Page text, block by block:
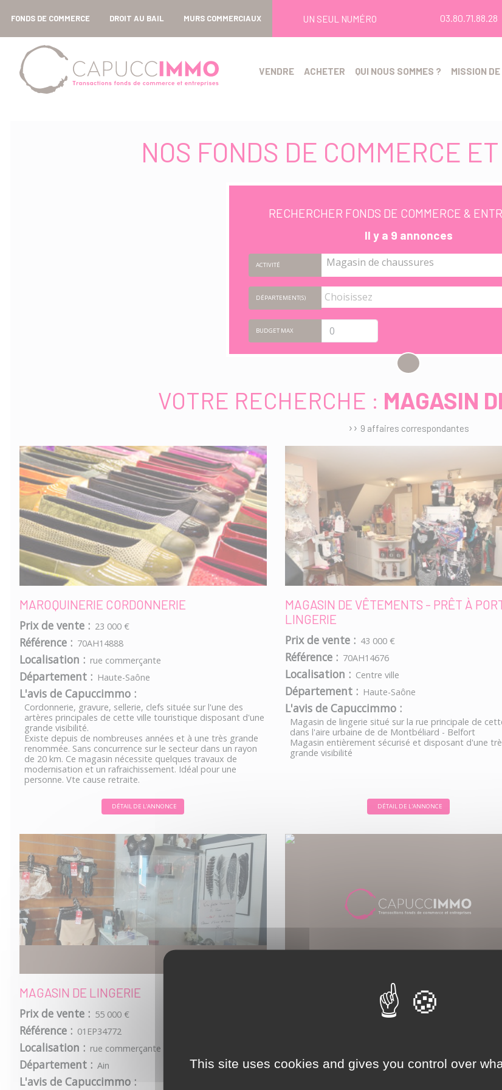
FONDS DE COMMERCE DROIT AU BAIL MURS COMMERCIAUX UN SEUL NUMÉRO 03.80.71.88.28
VENDRE ACHETER QUI NOUS SOMMES ? MISSION
NOS FONDS DE COMMERCE
RECHERCHER FONDS DE COMMERCE &
Il y a 9 annonces
ACTIVITÉ Magasin de chaussures
DÉPARTEMENT(S)
BUDGET MAX
VOTRE RECHERCHE : MAGASIN
›› 9 affaires correspondantes
MAROQUINERIE CORDONNERIE
Prix de vente : 23 000 €
Référence : 70AH14888
Localisation : rue commerçante
Département : Haute-Saône
L'avis de Capuccimmo :
Cordonnerie, gravure, sellerie, clefs située sur l'une des
artères principales de cette ville touristique disposant d'une
grande visibilité.
Existe depuis de nombreuses années et à une très grande
renommée. Sans concurrence sur le secteur dans un rayon
de 20 km. Ce magasin nécessite quelques travaux de
modernisation et un rafraichissement. Idéal pour une
personne. Vte cause retraite.
DÉTAIL DE L'ANNONCE
MAGASIN DE VÊTEMENTS - PRÊT À
LINGERIE
Prix de vente : 43 000 €
Référence : 70AH14676
Localisation : Centre ville
Département : Haute-Saône
L'avis de Capuccimmo :
Magasin de lingerie situé sur la rue principale de
dans l'aire urbaine de de Montbéliard - Belfort
Magasin entièrement sécurisé et disposant d'une
grande visibilité
DÉTAIL DE L'ANNONCE
MAGASIN DE LINGERIE
Prix de vente : 55 000 €
Référence : 01EP34772
Localisation : rue commerçante
Département : Ain
L'avis de Capuccimmo :
MAGASIN DE LINGERIE
68 000 €
Département : Doubs
This site uses cookies and gives you control over